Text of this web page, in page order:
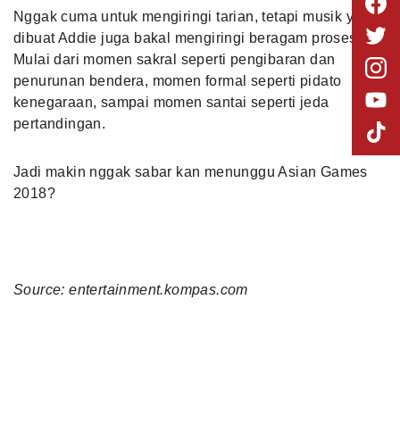
Nggak cuma untuk mengiringi tarian, tetapi musik yang
dibuat Addie juga bakal mengiringi beragam prosesi.
Mulai dari momen sakral seperti pengibaran dan
penurunan bendera, momen formal seperti pidato
kenegaraan, sampai momen santai seperti jeda
pertandingan.
Jadi makin nggak sabar kan menunggu Asian Games
2018?
Source: entertainment.kompas.com